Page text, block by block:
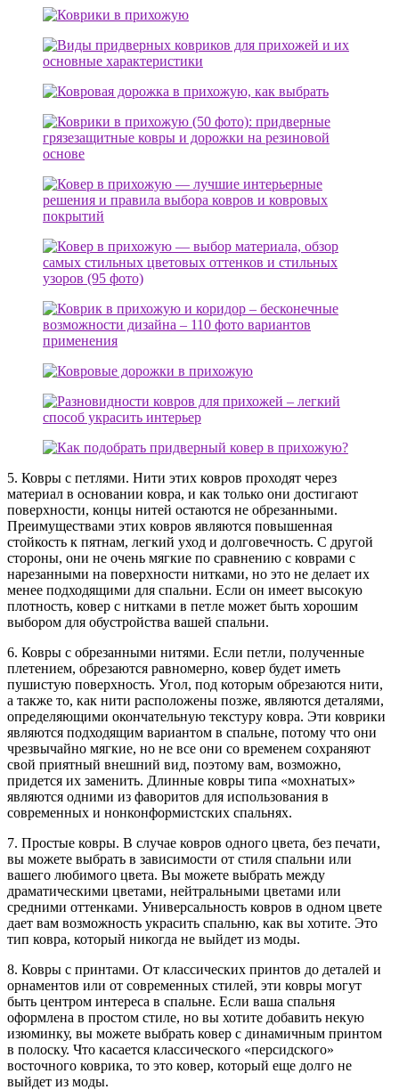
5. Ковры с петлями. Нити этих ковров проходят через
материал в основании ковра, и как только они достигают
поверхности, концы нитей остаются не обрезанными.
Преимуществами этих ковров являются повышенная
стойкость к пятнам, легкий уход и долговечность. С другой
стороны, они не очень мягкие по сравнению с коврами с
нарезанными на поверхности нитками, но это не делает их
менее подходящими для спальни. Если он имеет высокую
плотность, ковер с нитками в петле может быть хорошим
выбором для обустройства вашей спальни.
6. Ковры с обрезанными нитями. Если петли, полученные
плетением, обрезаются равномерно, ковер будет иметь
пушистую поверхность. Угол, под которым обрезаются нити,
а также то, как нити расположены позже, являются деталями,
определяющими окончательную текстуру ковра. Эти коврики
являются подходящим вариантом в спальне, потому что они
чрезвычайно мягкие, но не все они со временем сохраняют
свой приятный внешний вид, поэтому вам, возможно,
придется их заменить. Длинные ковры типа «мохнатых»
являются одними из фаворитов для использования в
современных и нонконформистских спальнях.
7. Простые ковры. В случае ковров одного цвета, без печати,
вы можете выбрать в зависимости от стиля спальни или
вашего любимого цвета. Вы можете выбрать между
драматическими цветами, нейтральными цветами или
средними оттенками. Универсальность ковров в одном цвете
дает вам возможность украсить спальню, как вы хотите. Это
тип ковра, который никогда не выйдет из моды.
8. Ковры с принтами. От классических принтов до деталей и
орнаментов или от современных стилей, эти ковры могут
быть центром интереса в спальне. Если ваша спальня
оформлена в простом стиле, но вы хотите добавить некую
изюминку, вы можете выбрать ковер с динамичным принтом
в полоску. Что касается классического «персидского»
восточного коврика, то это ковер, который еще долго не
выйдет из моды.